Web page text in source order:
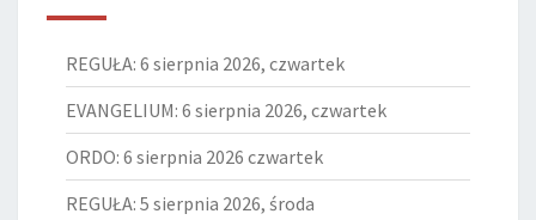
REGUŁA: 6 sierpnia 2026, czwartek
EVANGELIUM: 6 sierpnia 2026, czwartek
ORDO: 6 sierpnia 2026 czwartek
REGUŁA: 5 sierpnia 2026, środa